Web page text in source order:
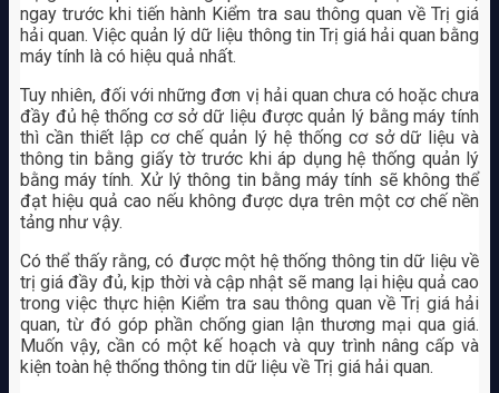
ngay trước khi tiến hành Kiểm tra sau thông quan về Trị giá
hải quan. Việc quản lý dữ liệu thông tin Trị giá hải quan bằng
máy tính là có hiệu quả nhất.
Tuy nhiên, đối với những đơn vị hải quan chưa có hoặc chưa
đầy đủ hệ thống cơ sở dữ liệu được quản lý bằng máy tính
thì cần thiết lập cơ chế quản lý hệ thống cơ sở dữ liệu và
thông tin bằng giấy tờ trước khi áp dụng hệ thống quản lý
bằng máy tính. Xử lý thông tin bằng máy tính sẽ không thể
đạt hiệu quả cao nếu không được dựa trên một cơ chế nền
tảng như vậy.
Có thể thấy rằng, có được một hệ thống thông tin dữ liệu về
trị giá đầy đủ, kịp thời và cập nhật sẽ mang lại hiệu quả cao
trong việc thực hiện Kiểm tra sau thông quan về Trị giá hải
quan, từ đó góp phần chống gian lận thương mại qua giá.
Muốn vậy, cần có một kế hoạch và quy trình nâng cấp và
kiện toàn hệ thống thông tin dữ liệu về Trị giá hải quan.